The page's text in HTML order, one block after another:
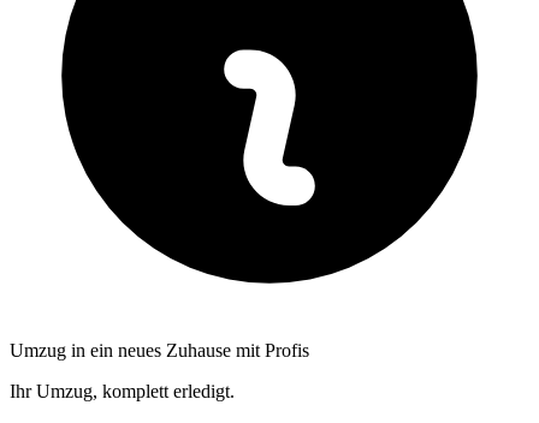
Umzug in ein neues Zuhause mit Profis
Ihr Umzug, komplett erledigt.